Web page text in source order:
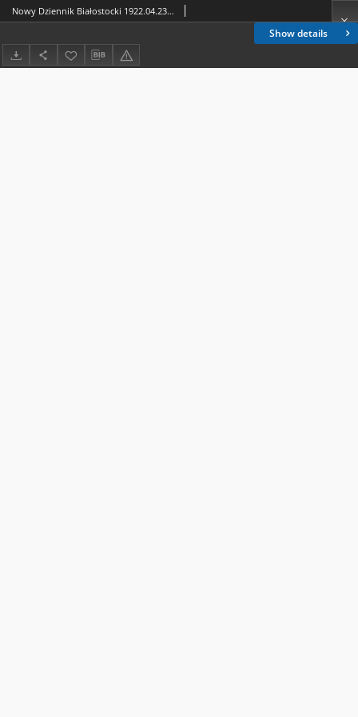
Show details
Nowy Dziennik Białostocki 1922.04.23 R.2 nr 92